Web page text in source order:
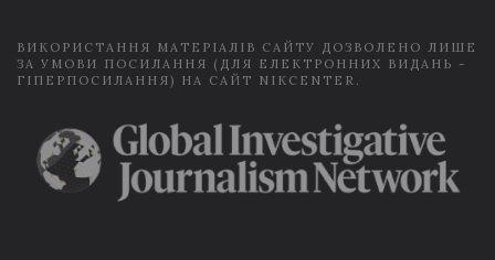
ВИКОРИСТАННЯ МАТЕРІАЛІВ САЙТУ ДОЗВОЛЕНО ЛИШЕ
ЗА УМОВИ ПОСИЛАННЯ (ДЛЯ ЕЛЕКТРОННИХ ВИДАНЬ -
ГІПЕРПОСИЛАННЯ) НА САЙТ NIKCENTER.